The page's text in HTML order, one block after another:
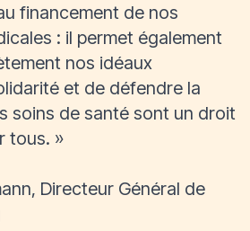
financement de nos
: il permet également
nos idéaux
et de défendre la
soins de santé sont un droit
tous. »
Directeur Général de